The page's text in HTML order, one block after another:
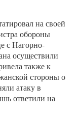
на своей
обороны
с Нагорно-
осуществили
также к
стороны о
атаку в
ответили на